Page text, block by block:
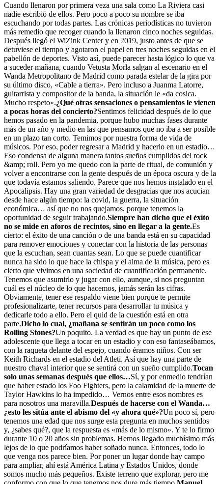
Cuando llenaron por primera veza una sala como La Riviera casi
nadie escribió de ellos. Pero poco a poco su nombre se iba
escuchando por todas partes. Las crónicas periodísticas no tuvieron
más remedio que recoger cuando la llenaron cinco noches seguidas.
Después llegó el WiZink Center y en 2019, justo antes de que se
detuviese el tiempo y agotaron el papel en tres noches seguidas en el
pabellón de deportes. Visto así, puede parecer hasta lógico lo que va
a suceder mañana, cuando Vetusta Morla salgan al escenario en el
Wanda Metropolitano de Madrid como parada estelar de la gira por
su último disco, «Cable a tierra». Pero incluso a Juanma Latorre,
guitarrista y compositor de la banda, la situación le «da cosica.
Mucho respeto».¿Qué otras sensaciones o pensamientos le vienen
a pocas horas del concierto?Sentimos felicidad después de lo que
hemos pasado en la pandemia, porque hubo muchas fases durante
más de un año y medio en las que pensamos que no iba a ser posible
en un plazo tan corto. Temimos por nuestra forma de vida de
músicos. Por eso, poder regresar a Madrid y hacerlo en un estadio…
Eso condensa de alguna manera tantos sueños cumplidos del rock
&amp; roll. Pero yo me quedo con la parte de ritual, de comunión y
volver a encontrarse con la gente después de un época oscura y de la
que todavía estamos saliendo. Parece que nos hemos instalado en el
Apocalipsis. Hay una gran variedad de desgracias que nos acucian
desde hace algún tiempo: la covid, la guerra, la situación
económica… así que no nos quejamos, porque tenemos la
oportunidad de seguir trabajando.Siempre han dicho que el éxito
no se mide en aforos de recintos, sino en llegar a la gente.Es
cierto: el éxito de una canción o de una banda está en su capacidad
para remover emociones y conectar con la historia de las personas
que la escuchan, sean cuantas sean. Lo que se puede cuantificar
nunca ha sido lo que hace la chispa y el alma de la música, pero es
cierto que vivimos en una sociedad de cuantificación permanente.
Tenemos que asumirlo y jugar con ello, aunque, si nos preguntan
cuál es el núcleo de lo que hacemos, jamás serán las cifras.
Obviamente, tener ese respaldo viene bien porque te permite
profesionalizarte, tener recursos para desarrollar tu música y
dedicarle todo a ello. Pero el quid de la cuestión está en otra
parte.Dicho lo cual, ¿mañana se sentirán un poco como los
Rolling Stones?Un poquito. La verdad es que hay un punto de ese
adolescente que llega a tocar en un estadio y con eso fantaseábamos,
con la raqueta delante del espejo, cuando éramos niños. Con ser
Keith Richards en el estadio del Atleti. Así que hay una parte de
nuestro chaval interior que se sentirá con un sueño cumplido.Tocan
solo unas semanas después que ellos…Sí, y por enmedio tendrían
que haber estado los Foo Fighters, pero la calamidad de la muerte de
Taylor Hawkins lo ha impedido… Vernos entre esos nombres es
para nosotros una maravilla.Después de hacerse con el Wanda…
¿esto les sitúa ante el abismo del «y ahora qué»?Un poco sí, pero
tenemos una edad que nos surge esta pregunta en muchos sentidos
y, ¿sabes qué?, que la respuesta es «más de lo mismo». Y te lo firmo
durante 10 o 20 años sin problemas. Hemos llegado muchísimo más
lejos de lo que podríamos haber soñado nunca. Entonces, todo lo
que venga nos parece bien. Por poner un lugar donde hay campo
para ampliar, ahí está América Latina y Estados Unidos, donde
somos mucho más pequeños. Existe terreno que explorar, pero me